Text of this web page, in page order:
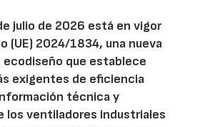
julio de 2026 está en vigor
(UE) 2024/1834, una nueva
ecodiseño que establece
exigentes de eficiencia
técnica y
los ventiladores industriales